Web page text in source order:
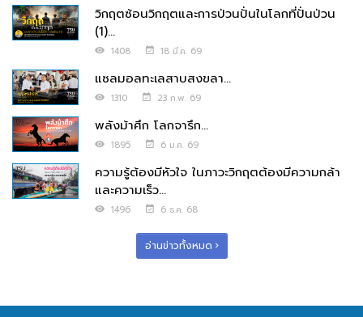
วิกฤตซ้อนวิกฤตและการป่วนปั่นในโลกที่ปั่นป่วน
(1)...
1408 18 มี.ค. 69
แซลมอลทะเลสาบสงขลา...
1310 23 ก.พ. 69
พลังม้าศึก โลกจารึก...
1895 6 ม.ค. 69
ความรู้ต้องมีหัวใจ ในภาวะวิกฤตต้องมีความกล้า
และความเร็ว...
1496 6 ธ.ค. 68
อ่านข่าวทั้งหมด